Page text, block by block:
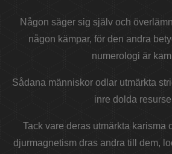
Någon säger sig själv och
någon kämpar, för den andra
numerologi är
Sådana människor odlar utmärkta
inre dolda
Tack vare deras utmärkta karisma
djurmagnetism dras andra till dem,